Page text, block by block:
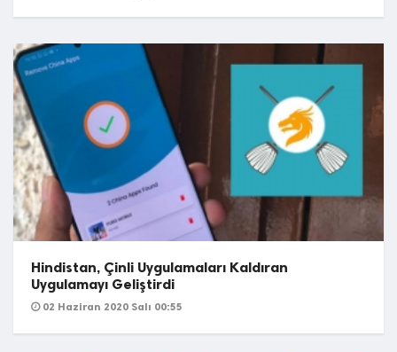
Hindistan, Çinli Uygulamaları Kaldıran
Uygulamayı Geliştirdi
02 Haziran 2020 Salı 00:55